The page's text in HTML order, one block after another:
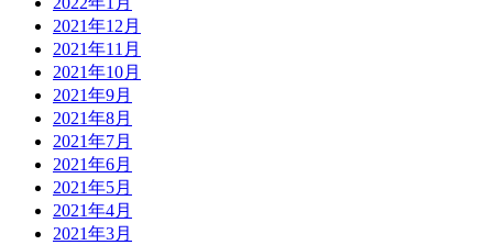
2021年12月
2021年11月
2021年10月
2021年9月
2021年8月
2021年7月
2021年6月
2021年5月
2021年4月
2021年3月